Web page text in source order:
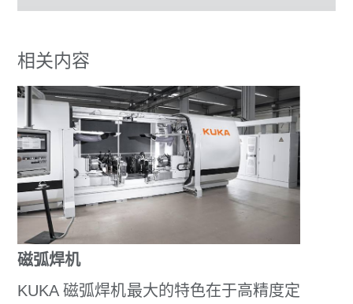
相关内容
磁弧焊机
KUKA 磁弧焊机最大的特色在于高精度定